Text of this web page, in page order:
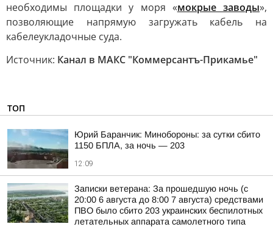
необходимы площадки у моря «мокрые заводы»,
позволяющие напрямую загружать кабель на
кабелеукладочные суда.
Источник: Канал в МАКС "Коммерсантъ-Прикамье"
ТОП
Юрий Баранчик: Минобороны: за сутки сбито
1150 БПЛА, за ночь — 203
12:09
Записки ветерана: За прошедшую ночь (с
20:00 6 августа до 8:00 7 августа) средствами
ПВО было сбито 203 украинских беспилотных
летательных аппарата самолетного типа